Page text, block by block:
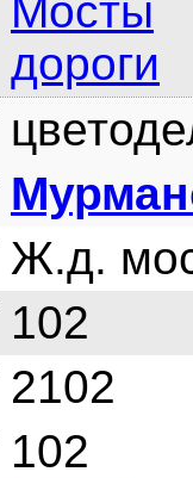
Мосты
дороги
Ж.д.
102
2102
102